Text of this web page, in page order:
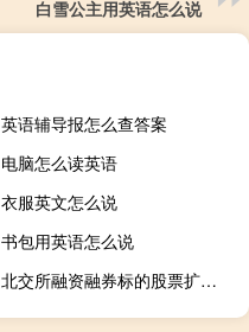
白雪公主用英语怎么说
英语辅导报怎么查答案
电脑怎么读英语
衣服英文怎么说
书包用英语怎么说
北交所融资融券标的股票扩大至全市场